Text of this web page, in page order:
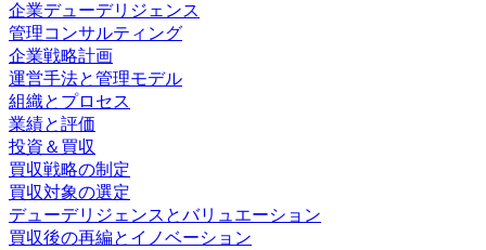
企業デューデリジェンス
管理コンサルティング
企業戦略計画
運営手法と管理モデル
組織とプロセス
業績と評価
投資＆買収
買収戦略の制定
買収対象の選定
デューデリジェンスとバリュエーション
買収後の再編とイノベーション